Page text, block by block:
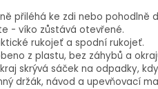
přiléhá ke zdi nebo pohodlně
- víko zůstává otevřené.
rukojeť a spodní rukojeť.
z plastu, bez záhybů a
skrývá sáček na odpadky,
držák, návod a upevňovací